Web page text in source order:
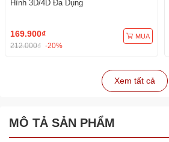
Hình 3D/4D Đa Dụng
169.900₫
212.000₫ -20%
MUA
Xem tất cả
MÔ TẢ SẢN PHẨM